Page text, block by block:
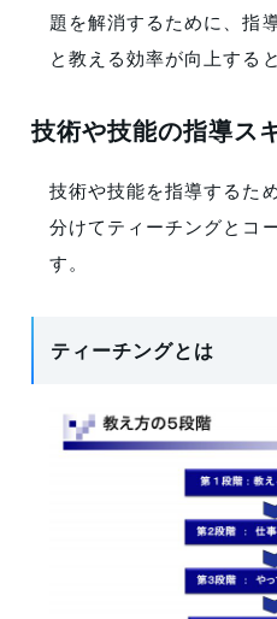
題を解消するために、指
と教える効率が向上する
技術や技能の指導ス
技術や技能を指導するた
分けてティーチングとコ
す。
ティーチングとは